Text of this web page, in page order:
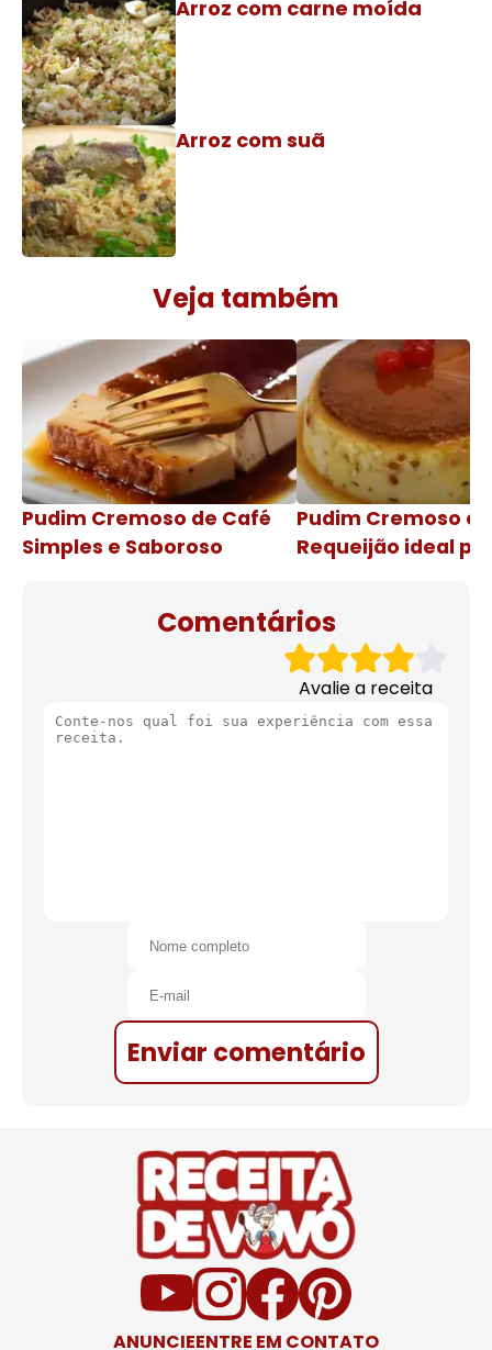
Arroz com carne moída
Arroz com suã
Veja também
Pudim Cremoso de Café
Simples e Saboroso
Pudim Cremoso
Requeijão ideal
Comentários
Avalie a receita
Enviar comentário
ANUNCIEENTRE EM CONTATO